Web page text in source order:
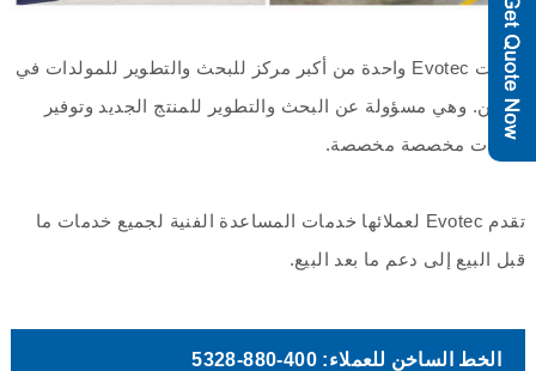
أنشأت Evotec واحدة من أكبر مركز للبحث والتطوير للمولدات في
الصين. وهي مسؤولة عن البحث والتطوير للمنتج الجديد وتوفير
خدمات مخصصة مخصصة.
تقدم Evotec لعملائها خدمات المساعدة الفنية لجميع خدمات ما
قبل البيع إلى دعم ما بعد البيع.
الخط الساخن للعملاء: 400-880-5328